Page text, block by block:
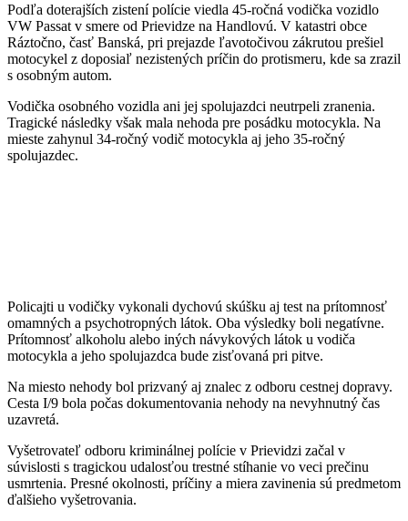
Podľa doterajších zistení polície viedla 45-ročná vodička vozidlo
VW Passat v smere od Prievidze na Handlovú. V katastri obce
Ráztočno, časť Banská, pri prejazde ľavotočivou zákrutou prešiel
motocykel z doposiaľ nezistených príčin do protismeru, kde sa zrazil
s osobným autom.
Vodička osobného vozidla ani jej spolujazdci neutrpeli zranenia.
Tragické následky však mala nehoda pre posádku motocykla. Na
mieste zahynul 34-ročný vodič motocykla aj jeho 35-ročný
spolujazdec.
Policajti u vodičky vykonali dychovú skúšku aj test na prítomnosť
omamných a psychotropných látok. Oba výsledky boli negatívne.
Prítomnosť alkoholu alebo iných návykových látok u vodiča
motocykla a jeho spolujazdca bude zisťovaná pri pitve.
Na miesto nehody bol prizvaný aj znalec z odboru cestnej dopravy.
Cesta I/9 bola počas dokumentovania nehody na nevyhnutný čas
uzavretá.
Vyšetrovateľ odboru kriminálnej polície v Prievidzi začal v
súvislosti s tragickou udalosťou trestné stíhanie vo veci prečinu
usmrtenia. Presné okolnosti, príčiny a miera zavinenia sú predmetom
ďalšieho vyšetrovania.